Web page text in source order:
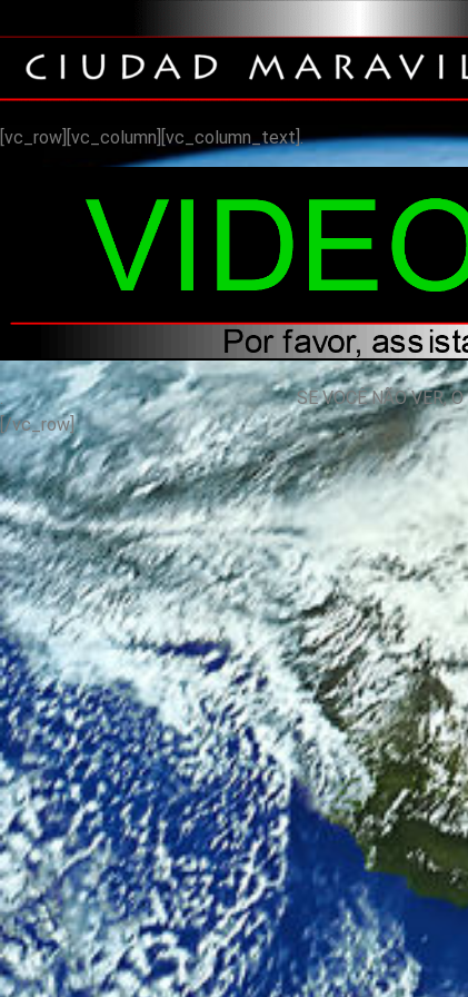
[vc_row][vc_column][vc_column_text].
. SE VOCÊ NÃO VER, O VÍDEO, NO
[/vc_row]